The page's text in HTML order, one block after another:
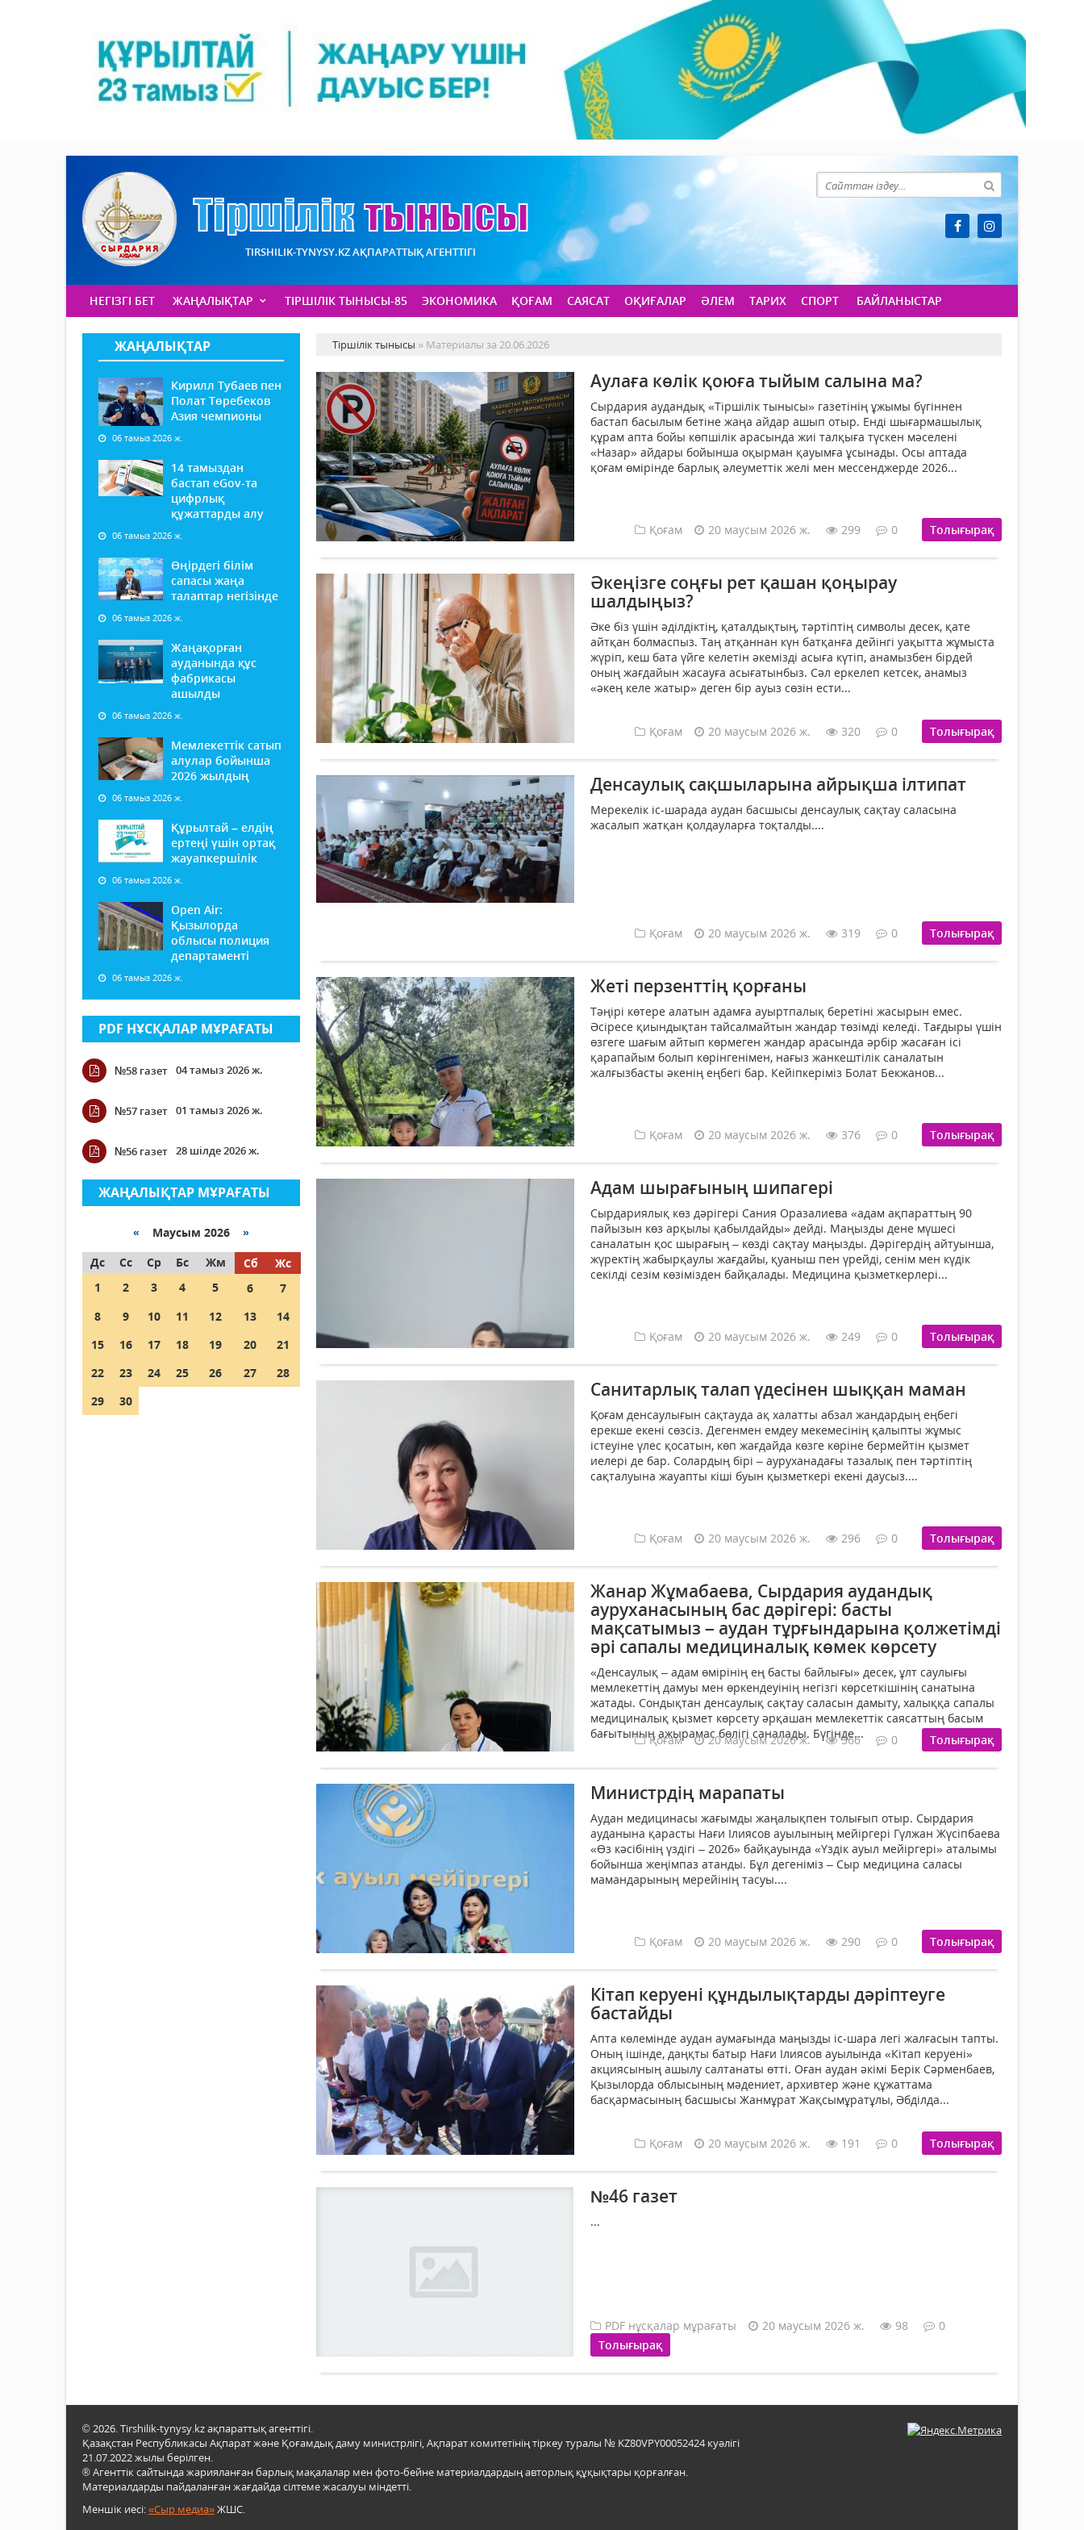
TIRSHILIK-TYNYSY.KZ АҚПАРАТТЫҚ АГЕНТТІГІ
НЕГІЗГІ БЕТ ЖАҢАЛЫҚТАР ТІРШІЛІК ТЫНЫСЫ-85 ЭКОНОМИКА ҚОҒАМ САЯСАТ ОҚИҒАЛАР ӘЛЕМ ТАРИХ СПОРТ БАЙЛАНЫСТАР
ЖАҢАЛЫҚТАР
Кирилл Тубаев пен
Полат Төребеков
Азия чемпионы
06 тамыз 2026 ж.
14 тамыздан
бастап еGov-та
цифрлық
құжаттарды алу
06 тамыз 2026 ж.
Өңірдегі білім
сапасы жаңа
талаптар негізінде
06 тамыз 2026 ж.
Жаңақорған
ауданында құс
фабрикасы
ашылды
06 тамыз 2026 ж.
Мемлекеттік сатып
алулар бойынша
2026 жылдың
06 тамыз 2026 ж.
Құрылтай – елдің
ертеңі үшін ортақ
жауапкершілік
06 тамыз 2026 ж.
Open Air:
Қызылорда
облысы полиция
департаменті
06 тамыз 2026 ж.
PDF НҰСҚАЛАР МҰРАҒАТЫ
№58 газет 04 тамыз 2026 ж.
№57 газет 01 тамыз 2026 ж.
№56 газет 28 шілде 2026 ж.
ЖАҢАЛЫҚТАР МҰРАҒАТЫ
« Маусым 2026 »
Дс
Сс Ср Бс Жм Сб
Жс
1
2 3 4 5 6
7
8
9 10 11 12 13
14
15
16 17 18 19 20
21
22
23 24 25 26 27
28
29
30
Тіршілік тынысы » Материалы за 20.06.2026
Аулаға көлік қоюға тыйым салына ма?
Сырдария аудандық «Тіршілік тынысы» газетінің ұжымы бүгіннен
бастап басылым бетіне жаңа айдар ашып отыр. Енді шығармашылық
құрам апта бойы көпшілік арасында жиі талқыға түскен мәселені
«Назар» айдары бойынша оқырман қауымға ұсынады. Осы аптада
қоғам өмірінде барлық әлеуметтік желі мен мессенджерде 2026...
Қоғам 20 маусым 2026 ж. 299 0 Толығырақ
Әкеңізге соңғы рет қашан қоңырау
шалдыңыз?
Әке біз үшін әділдіктің, қаталдықтың, тәртіптің символы десек, қате
айтқан болмаспыз. Таң атқаннан күн батқанға дейінгі уақытта жұмыста
жүріп, кеш бата үйге келетін әкемізді асыға күтіп, анамызбен бірдей
оның жағдайын жасауға асығатынбыз. Сәл еркелеп кетсек, анамыз
«әкең келе жатыр» деген бір ауыз сөзін ести...
Қоғам 20 маусым 2026 ж. 320 0 Толығырақ
Денсаулық сақшыларына айрықша ілтипат
Мерекелік іс-шарада аудан басшысы денсаулық сақтау саласына
жасалып жатқан қолдауларға тоқталды....
Қоғам 20 маусым 2026 ж. 319 0 Толығырақ
Жеті перзенттің қорғаны
Тәңірі көтере алатын адамға ауыртпалық беретіні жасырын емес.
Әсіресе қиындықтан тайсалмайтын жандар төзімді келеді. Тағдыры үшін
өзгеге шағым айтып көрмеген жандар арасында әрбір жасаған ісі
қарапайым болып көрінгенімен, нағыз жанкештілік саналатын
жалғызбасты әкенің еңбегі бар. Кейіпкеріміз Болат Бекжанов...
Қоғам 20 маусым 2026 ж. 376 0 Толығырақ
Адам шырағының шипагері
Сырдариялық көз дәрігері Сания Оразалиева «адам ақпараттың 90
пайызын көз арқылы қабылдайды» дейді. Маңызды дене мүшесі
саналатын қос шырағың – көзді сақтау маңызды. Дәрігердің айтуынша,
жүректің жабырқаулы жағдайы, қуаныш пен үрейді, сенім мен күдік
секілді сезім көзімізден байқалады. Медицина қызметкерлері...
Қоғам 20 маусым 2026 ж. 249 0 Толығырақ
Санитарлық талап үдесінен шыққан маман
Қоғам денсаулығын сақтауда ақ халатты абзал жандардың еңбегі
ерекше екені сөзсіз. Дегенмен емдеу мекемесінің қалыпты жұмыс
істеуіне үлес қосатын, көп жағдайда көзге көріне бермейтін қызмет
иелері де бар. Солардың бірі – ауруханадағы тазалық пен тәртіптің
сақталуына жауапты кіші буын қызметкері екені даусыз....
Қоғам 20 маусым 2026 ж. 296 0 Толығырақ
Жанар Жұмабаева, Сырдария аудандық
ауруханасының бас дәрігері: басты
мақсатымыз – аудан тұрғындарына қолжетімді
әрі сапалы медициналық көмек көрсету
«Денсаулық – адам өмірінің ең басты байлығы» десек, ұлт саулығы
мемлекеттің дамуы мен өркендеуінің негізгі көрсеткішінің санатына
жатады. Сондықтан денсаулық сақтау саласын дамыту, халыққа сапалы
медициналық қызмет көрсету әрқашан мемлекеттік саясаттың басым
бағытының ажырамас бөлігі саналады. Бүгінде...
Қоғам 20 маусым 2026 ж. 366 0 Толығырақ
Министрдің марапаты
Аудан медицинасы жағымды жаңалықпен толығып отыр. Сырдария
ауданына қарасты Нағи Ілиясов ауылының мейіргері Гүлжан Жүсіпбаева
«Өз кәсібінің үздігі – 2026» байқауында «Үздік ауыл мейіргерi» аталымы
бойын­ша жеңімпаз атанды. Бұл дегеніміз – Сыр медицина саласы
мамандарының мерейінің тасуы....
Қоғам 20 маусым 2026 ж. 290 0 Толығырақ
Кітап керуені құндылықтарды дәріптеуге
бастайды
Апта көлемінде аудан аумағында маңызды іс-шара легі жалғасын тапты.
Оның ішінде, даңқты батыр Нағи Ілиясов ауылында «Кітап керуені»
акциясының ашылу салтанаты өтті. Оған аудан әкімі Берік Сәрменбаев,
Қызылорда облысының мәдениет, архивтер және құжаттама
басқармасының басшысы Жанмұрат Жақсымұратұлы, Әбділда...
Қоғам 20 маусым 2026 ж. 191 0 Толығырақ
№46 газет
...
PDF нұсқалар мұрағаты 20 маусым 2026 ж. 98
0
Толығырақ
© 2026. Tirshilik-tynysy.kz ақпараттық агенттігі.
Қазақстан Республикасы Ақпарат және Қоғамдық даму министрлігі, Ақпарат комитетінің тіркеу туралы № KZ80VPY00052424 куәлігі
21.07.2022 жылы берілген.
® Агенттік сайтында жарияланған барлық мақалалар мен фото-бейне материалдардың авторлық құқықтары қорғалған.
Материалдарды пайдаланған жағдайда сілтеме жасалуы міндетті.
Меншік иесі:«Сыр медиа»ЖШС.